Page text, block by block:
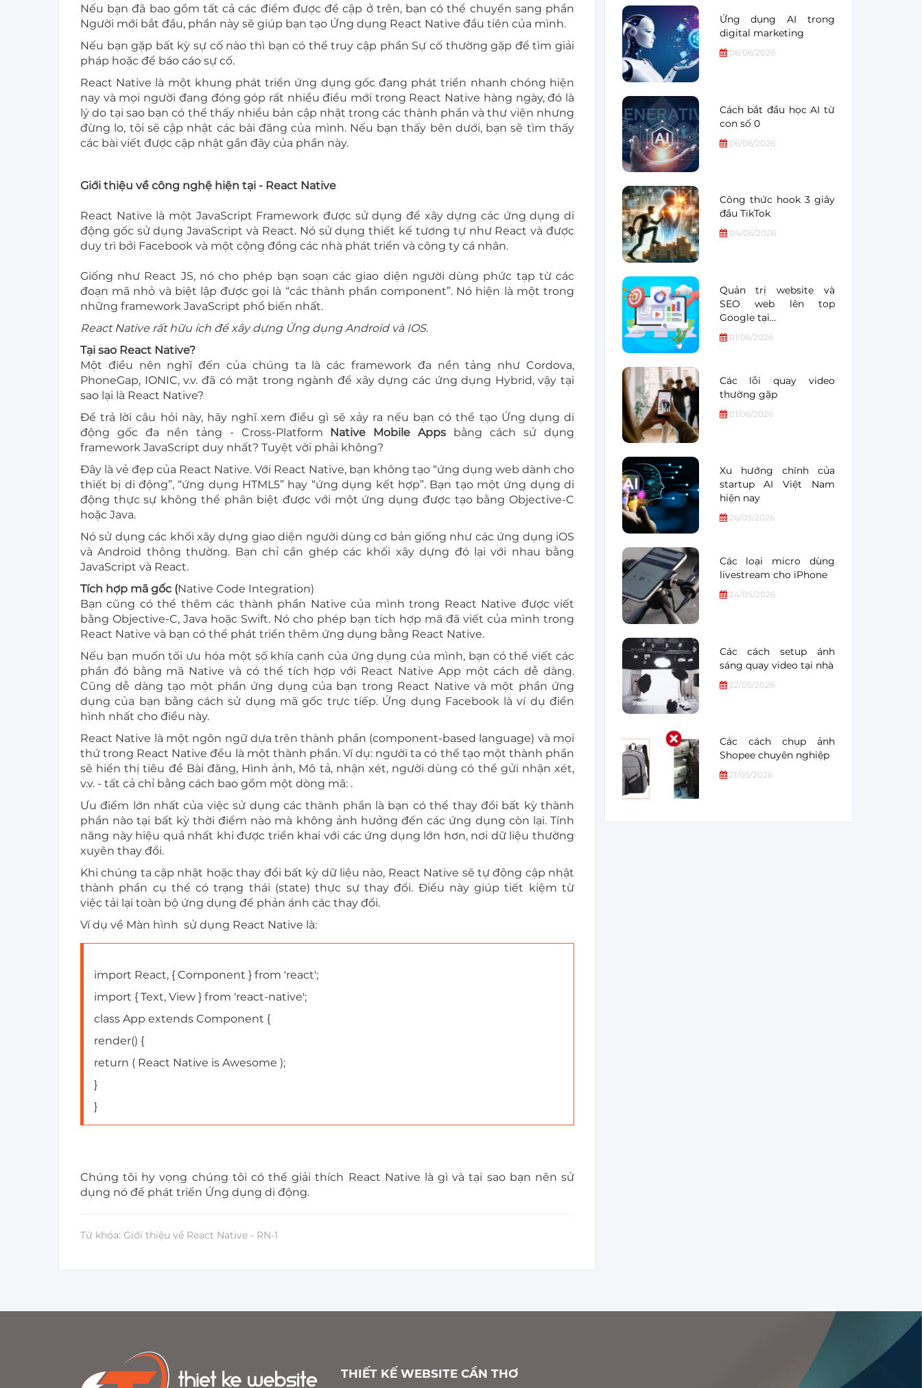
Nếu bạn đã bao gồm tất cả các điểm được đề cập ở trên, bạn có thể chuyển sang phần
Người mới bắt đầu, phần này sẽ giúp bạn tạo Ứng dụng React Native đầu tiên của mình.
Nếu bạn gặp bất kỳ sự cố nào thì bạn có thể truy cập phần Sự cố thường gặp để tìm giải
pháp hoặc để báo cáo sự cố.
React Native là một khung phát triển ứng dụng gốc đang phát triển nhanh chóng hiện
nay và mọi người đang đóng góp rất nhiều điều mới trong React Native hàng ngày, đó là
lý do tại sao bạn có thể thấy nhiều bản cập nhật trong các thành phần và thư viện nhưng
đừng lo, tôi sẽ cập nhật các bài đăng của mình. Nếu bạn thấy bên dưới, bạn sẽ tìm thấy
các bài viết được cập nhật gần đây của phần này.
Giới thiệu về công nghệ hiện tại - React Native
React Native là một JavaScript Framework được sử dụng để xây dựng các ứng dụng di
động gốc sử dụng JavaScript và React. Nó sử dụng thiết kế tương tự như React và được
duy trì bởi Facebook và một cộng đồng các nhà phát triển và công ty cá nhân.
Giống như React JS, nó cho phép bạn soạn các giao diện người dùng phức tạp từ các
đoạn mã nhỏ và biệt lập được gọi là “các thành phần component”. Nó hiện là một trong
những framework JavaScript phổ biến nhất.
React Native rất hữu ích để xây dựng Ứng dụng Android và IOS.
Tại sao React Native?
Một điều nên nghĩ đến của chúng ta là các framework đa nền tảng như Cordova,
PhoneGap, IONIC, v.v. đã có mặt trong ngành để xây dựng các ứng dụng Hybrid, vậy tại
sao lại là React Native?
Để trả lời câu hỏi này, hãy nghĩ xem điều gì sẽ xảy ra nếu bạn có thể tạo Ứng dụng di
động gốc đa nền tảng - Cross-Platform Native Mobile Apps bằng cách sử dụng
framework JavaScript duy nhất? Tuyệt vời phải không?
Đây là vẻ đẹp của React Native. Với React Native, bạn không tạo “ứng dụng web dành cho
thiết bị di động”, “ứng dụng HTML5” hay “ứng dụng kết hợp”. Bạn tạo một ứng dụng di
động thực sự không thể phân biệt được với một ứng dụng được tạo bằng Objective-C
hoặc Java.
Nó sử dụng các khối xây dựng giao diện người dùng cơ bản giống như các ứng dụng iOS
và Android thông thường. Bạn chỉ cần ghép các khối xây dựng đó lại với nhau bằng
JavaScript và React.
Tích hợp mã gốc (Native Code Integration)
Bạn cũng có thể thêm các thành phần Native của mình trong React Native được viết
bằng Objective-C, Java hoặc Swift. Nó cho phép bạn tích hợp mã đã viết của mình trong
React Native và bạn có thể phát triển thêm ứng dụng bằng React Native.
Nếu bạn muốn tối ưu hóa một số khía cạnh của ứng dụng của mình, bạn có thể viết các
phần đó bằng mã Native và có thể tích hợp với React Native App một cách dễ dàng.
Cũng dễ dàng tạo một phần ứng dụng của bạn trong React Native và một phần ứng
dụng của bạn bằng cách sử dụng mã gốc trực tiếp. Ứng dụng Facebook là ví dụ điển
hình nhất cho điều này.
React Native là một ngôn ngữ dựa trên thành phần (component-based language) và mọi
thứ trong React Native đều là một thành phần. Ví dụ: người ta có thể tạo một thành phần
sẽ hiển thị tiêu đề Bài đăng, Hình ảnh, Mô tả, nhận xét, người dùng có thể gửi nhận xét,
v.v. - tất cả chỉ bằng cách bao gồm một dòng mã: .
Ưu điểm lớn nhất của việc sử dụng các thành phần là bạn có thể thay đổi bất kỳ thành
phần nào tại bất kỳ thời điểm nào mà không ảnh hưởng đến các ứng dụng còn lại. Tính
năng này hiệu quả nhất khi được triển khai với các ứng dụng lớn hơn, nơi dữ liệu thường
xuyên thay đổi.
Khi chúng ta cập nhật hoặc thay đổi bất kỳ dữ liệu nào, React Native sẽ tự động cập nhật
thành phần cụ thể có trạng thái (state) thực sự thay đổi. Điều này giúp tiết kiệm từ
việc tải lại toàn bộ ứng dụng để phản ánh các thay đổi.
Ví dụ về Màn hình sử dụng React Native là:
import React, { Component } from 'react';
import { Text, View } from 'react-native';
class App extends Component {
render() {
return ( React Native is Awesome );
}
}
Chúng tôi hy vọng chúng tôi có thể giải thích React Native là gì và tại sao bạn nên sử
dụng nó để phát triển Ứng dụng di động.
Từ khóa: Giới thiệu về React Native - RN-1
Ứng dụng AI trong
digital marketing
06/06/2026
Cách bắt đầu học AI từ
con số 0
06/06/2026
Công thức hook 3 giây
đầu TikTok
04/06/2026
Quản trị website và
SEO web lên top
Google tại…
01/06/2026
Các lỗi quay video
thường gặp
01/06/2026
Xu hướng chính của
startup AI Việt Nam
hiện nay
26/05/2026
Các loại micro dùng
livestream cho iPhone
24/05/2026
Các cách setup ánh
sáng quay video tại nhà
22/05/2026
Các cách chụp ảnh
Shopee chuyên nghiệp
21/05/2026
THIẾT KẾ WEBSITE CẦN THƠ